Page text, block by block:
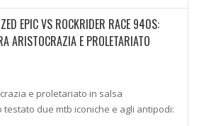
EPIC VS ROCKRIDER RACE 940S:
ARISTOCRAZIA E PROLETARIATO
e proletariato in salsa
due mtb iconiche e agli antipodi: